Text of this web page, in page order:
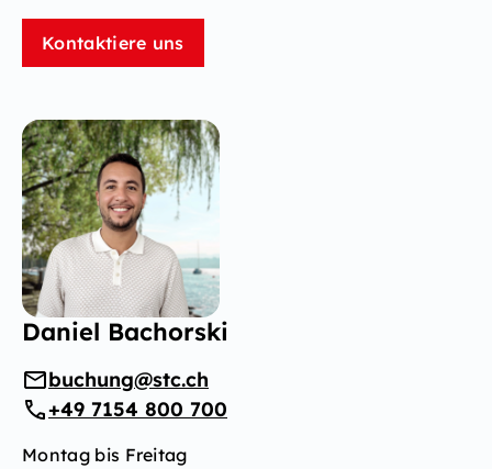
Kontaktiere uns
Daniel Bachorski
buchung@stc.ch
+49 7154 800 700
Montag bis Freitag